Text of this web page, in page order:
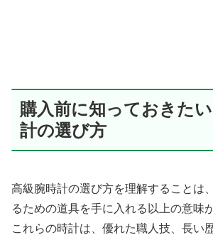
購入前に知っておきた
計の選び方
高級腕時計の選び方を理解することは
るための道具を手に入れる以上の意味
これらの時計は、優れた職人技、長い